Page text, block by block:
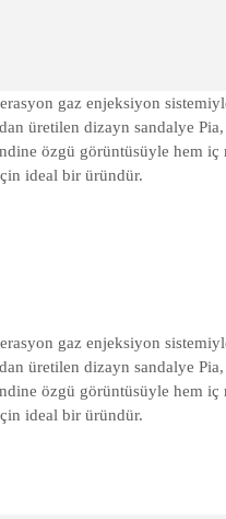
gaz enjeksiyon
üretilen dizayn sandalye
özgü görüntüsüyle hem iç
ideal bir üründür.
gaz enjeksiyon
üretilen dizayn sandalye
özgü görüntüsüyle hem iç
ideal bir üründür.